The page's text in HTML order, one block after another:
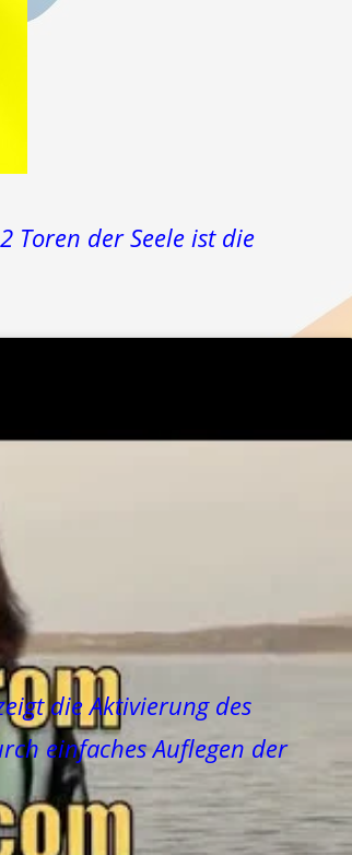
Toren der Seele ist die
die Aktivierung des
einfaches Auflegen der